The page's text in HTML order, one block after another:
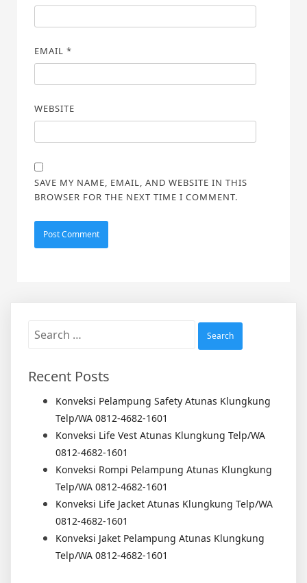
EMAIL *
WEBSITE
SAVE MY NAME, EMAIL, AND WEBSITE IN THIS
BROWSER FOR THE NEXT TIME I COMMENT.
Search
Recent Posts
Konveksi Pelampung Safety Atunas Klungkung
Telp/WA 0812-4682-1601
Konveksi Life Vest Atunas Klungkung Telp/WA
0812-4682-1601
Konveksi Rompi Pelampung Atunas Klungkung
Telp/WA 0812-4682-1601
Konveksi Life Jacket Atunas Klungkung Telp/WA
0812-4682-1601
Konveksi Jaket Pelampung Atunas Klungkung
Telp/WA 0812-4682-1601